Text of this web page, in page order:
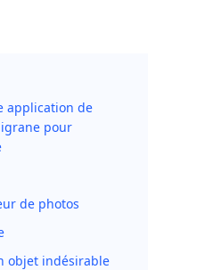
application de
pour
de photos
objet indésirable